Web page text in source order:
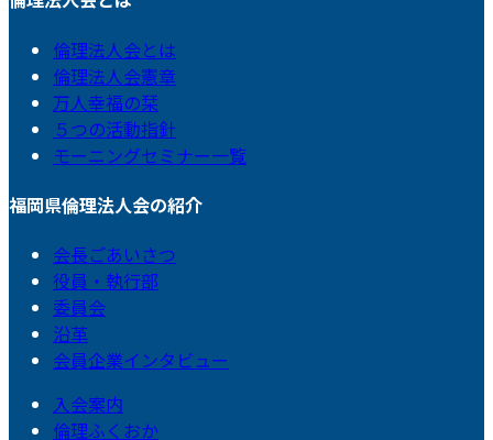
倫理法人会とは
倫理法人会憲章
万人幸福の栞
５つの活動指針
モーニングセミナー一覧
福岡県倫理法人会の紹介
会長ごあいさつ
役員・執行部
委員会
沿革
会員企業インタビュー
入会案内
倫理ふくおか